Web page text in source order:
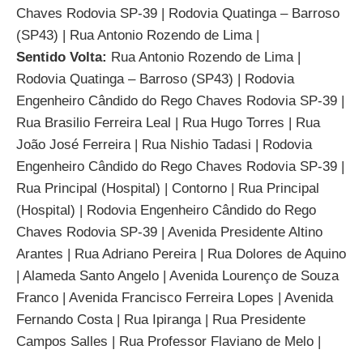
Chaves Rodovia SP-39 | Rodovia Quatinga – Barroso
(SP43) | Rua Antonio Rozendo de Lima |
Sentido Volta: Rua Antonio Rozendo de Lima |
Rodovia Quatinga – Barroso (SP43) | Rodovia
Engenheiro Cândido do Rego Chaves Rodovia SP-39 |
Rua Brasilio Ferreira Leal | Rua Hugo Torres | Rua
João José Ferreira | Rua Nishio Tadasi | Rodovia
Engenheiro Cândido do Rego Chaves Rodovia SP-39 |
Rua Principal (Hospital) | Contorno | Rua Principal
(Hospital) | Rodovia Engenheiro Cândido do Rego
Chaves Rodovia SP-39 | Avenida Presidente Altino
Arantes | Rua Adriano Pereira | Rua Dolores de Aquino
| Alameda Santo Angelo | Avenida Lourenço de Souza
Franco | Avenida Francisco Ferreira Lopes | Avenida
Fernando Costa | Rua Ipiranga | Rua Presidente
Campos Salles | Rua Professor Flaviano de Melo |